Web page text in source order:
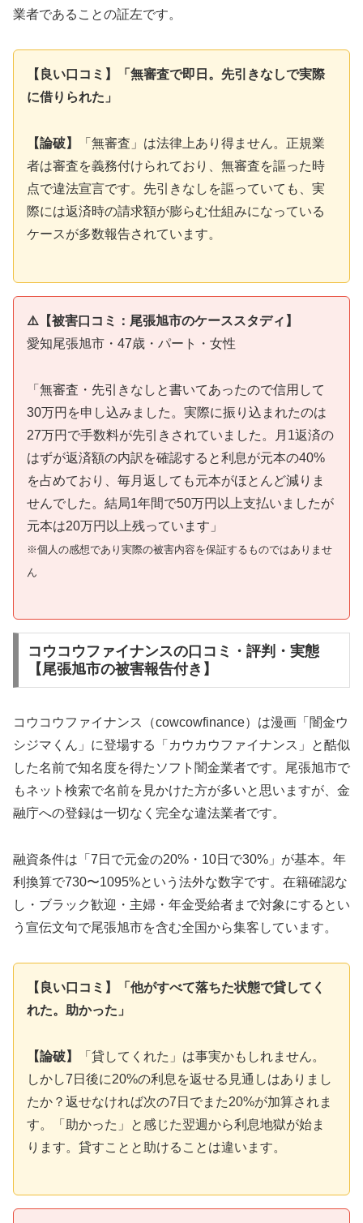
業者であることの証左です。
【良い口コミ】「無審査で即日。先引きなしで実際
に借りられた」
【論破】
「無審査」は法律上あり得ません。正規業
者は審査を義務付けられており、無審査を謳った時
点で違法宣言です。先引きなしを謳っていても、実
際には返済時の請求額が膨らむ仕組みになっている
ケースが多数報告されています。
⚠️【被害口コミ：尾張旭市のケーススタディ】
愛知尾張旭市・47歳・パート・女性
「無審査・先引きなしと書いてあったので信用して
30万円を申し込みました。実際に振り込まれたのは
27万円で手数料が先引きされていました。月1返済の
はずが返済額の内訳を確認すると利息が元本の40%
を占めており、毎月返しても元本がほとんど減りま
せんでした。結局1年間で50万円以上支払いましたが
元本は20万円以上残っています」
※個人の感想であり実際の被害内容を保証するものではありませ
ん
コウコウファイナンスの口コミ・評判・実態
【尾張旭市の被害報告付き】
コウコウファイナンス（cowcowfinance）は漫画「闇金ウ
シジマくん」に登場する「カウカウファイナンス」と酷似
した名前で知名度を得たソフト闇金業者です。尾張旭市で
もネット検索で名前を見かけた方が多いと思いますが、金
融庁への登録は一切なく完全な違法業者です。
融資条件は「7日で元金の20%・10日で30%」が基本。年
利換算で730〜1095%という法外な数字です。在籍確認な
し・ブラック歓迎・主婦・年金受給者まで対象にするとい
う宣伝文句で尾張旭市を含む全国から集客しています。
【良い口コミ】「他がすべて落ちた状態で貸してく
れた。助かった」
【論破】
「貸してくれた」は事実かもしれません。
しかし7日後に20%の利息を返せる見通しはありまし
たか？返せなければ次の7日でまた20%が加算されま
す。「助かった」と感じた翌週から利息地獄が始ま
ります。貸すことと助けることは違います。